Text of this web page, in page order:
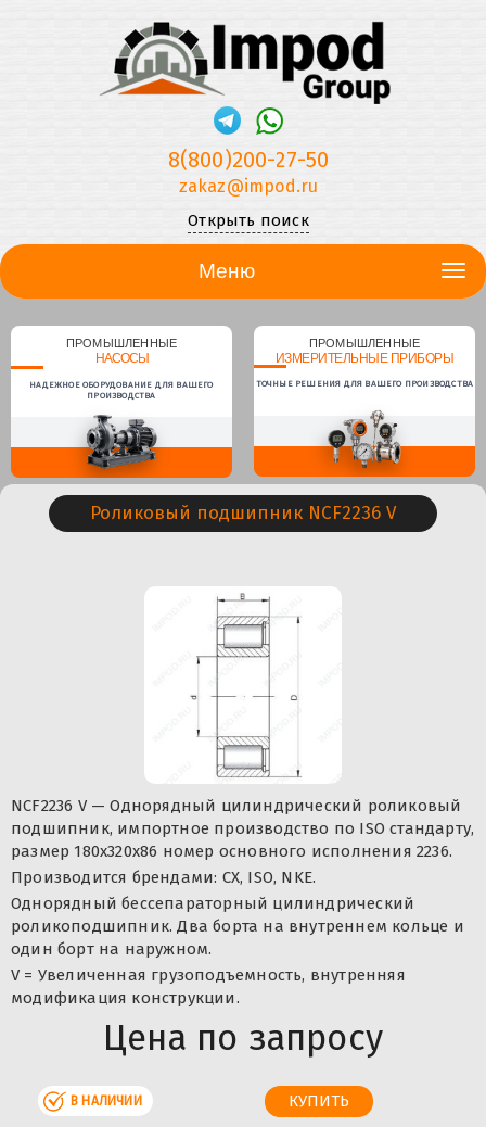
8(800)200-27-50
zakaz@impod.ru
Открыть поиск
Меню
ПРОМЫШЛЕННЫЕ
НАСОСЫ
НАДЕЖНОЕ ОБОРУДОВАНИЕ ДЛЯ ВАШЕГО
ПРОИЗВОДСТВА
ПРОМЫШЛЕННЫЕ
ИЗМЕРИТЕЛЬНЫЕ ПРИБОРЫ
ТОЧНЫЕ РЕШЕНИЯ ДЛЯ ВАШЕГО ПРОИЗВОДСТВА
Роликовый подшипник NCF2236 V
NCF2236 V — Однорядный цилиндрический роликовый
подшипник, импортное производство по ISO стандарту,
размер 180x320x86 номер основного исполнения 2236.
Производится брендами: CX, ISO, NKE.
Однорядный бессепараторный цилиндрический
роликоподшипник. Два борта на внутреннем кольце и
один борт на наружном.
V = Увеличенная грузоподъемность, внутренняя
модификация конструкции.
Цена по запросу
В НАЛИЧИИ